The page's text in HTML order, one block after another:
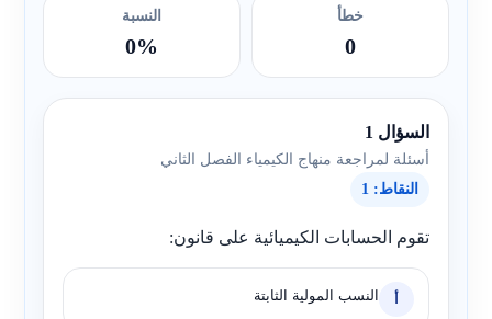
خطأ
0
النسبة
0%
السؤال 1
أسئلة لمراجعة منهاج الكيمياء الفصل الثاني
النقاط: 1
تقوم الحسابات الكيميائية على قانون:
النسب المولية الثابتة